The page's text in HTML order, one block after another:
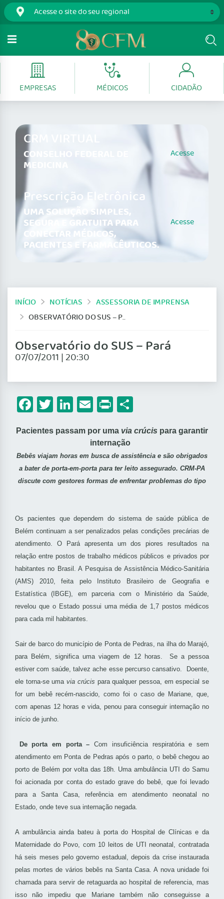
EMPRESAS MÉDICOS CIDADÃO
CRM VIRTUAL
CONSELHO FEDERAL DE
MEDICINA
Acesse
Prescrição Eletrônica
UMA SOLUÇÃO SIMPLES,
SEGURA E GRATUITA PARA
CONECTAR MÉDICOS,
PACIENTES E FARMACÊUTICOS.
Acesse
INÍCIO NOTÍCIAS
ASSESSORIA DE IMPRENSA
OBSERVATÓRIO DO SUS – PARÁ
Observatório do SUS – Pará
07/07/2011 | 20:30
Facebook
Twitter
LinkedIn
Email
Print
Pacientes passam por uma via crúcis para garantir
internação
Bebês viajam horas em busca de assistência e são obrigados
a bater de porta-em-porta para ter leito assegurado. CRM-PA
discute com gestores formas de enfrentar problemas do tipo
Os pacientes que dependem do sistema de saúde pública de
Belém continuam a ser penalizados pelas condições precárias de
atendimento. O Pará apresenta um dos piores resultados na
relação entre postos de trabalho médicos públicos e privados por
habitantes no Brasil. A Pesquisa de Assistência Médico-Sanitária
(AMS) 2010, feita pelo Instituto Brasileiro de Geografia e
Estatística (IBGE), em parceria com o Ministério da Saúde,
revelou que o Estado possui uma média de 1,7 postos médicos
para cada mil habitantes.
Sair de barco do município de Ponta de Pedras, na ilha do Marajó,
para Belém, significa uma viagem de 12 horas. Se a pessoa
estiver com saúde, talvez ache esse percurso cansativo. Doente,
ele torna-se umavia crúcis para qualquer pessoa, em especial se
for um bebê recém-nascido, como foi o caso de Mariane, que,
com apenas 12 horas e vida, penou para conseguir internação no
início de junho.
De porta em porta – Com insuficiência respiratória e sem
atendimento em Ponta de Pedras após o parto, o bebê chegou ao
porto de Belém por volta das 18h. Uma ambulância UTI do Samu
foi acionada por conta do estado grave do bebê, que foi levado
para a Santa Casa, referência em atendimento neonatal no
Estado, onde teve sua internação negada.
A ambulância ainda bateu à porta do Hospital de Clínicas e da
Maternidade do Povo, com 10 leitos de UTI neonatal, contratada
há seis meses pelo governo estadual, depois da crise instaurada
pelas mortes de vários bebês na Santa Casa. A nova unidade foi
chamada para servir de retaguarda ao hospital de referencia, mas
isso não impediu que Mariane também não conseguisse a